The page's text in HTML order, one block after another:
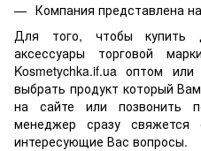
Компания представлена
Для того, чтобы купить
аксессуары торговой
Kosmetychka.if.ua оптом
выбрать продукт который
на сайте или позвонить
менеджер сразу
интересующие Вас вопросы.